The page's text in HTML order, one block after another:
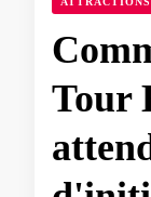
Tour